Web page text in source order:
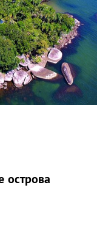
острова